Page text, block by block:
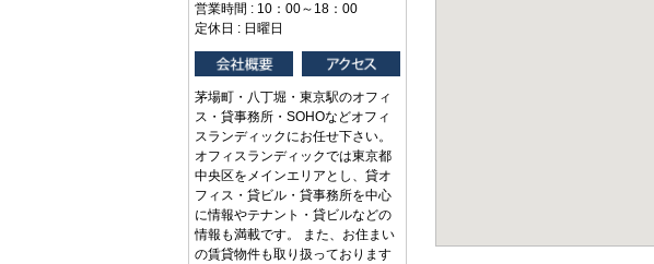
営業時間 : 10：00～18：00
定休日 : 日曜日
茅場町・八丁堀・東京駅のオフィ
ス・貸事務所・SOHOなどオフィ
スランディックにお任せ下さい。
オフィスランディックでは東京都
中央区をメインエリアとし、貸オ
フィス・貸ビル・貸事務所を中心
に情報やテナント・貸ビルなどの
情報も満載です。 また、お住まい
の賃貸物件も取り扱っております